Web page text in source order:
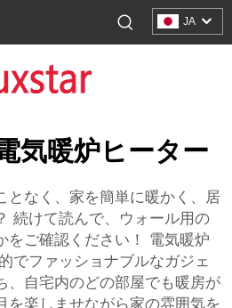
JA
気暖炉ヒーター
となく、家を簡単に暖かく、居
続けて読んで、ウォール用の
をご確認ください！ 電気暖炉
でファッショナブルなガジェ
、自宅内のどの部屋でも暖房が
を楽しませながら家の雰囲気を